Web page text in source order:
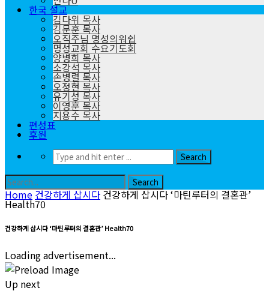
한국 설교
김다위 목사
김문훈 목사
오직주님 명성의워쉽
명성교회 수요기도회
양병희 목사
소강석 목사
손병렬 목사
오정현 목사
유기성 목사
이영훈 목사
지용수 목사
편성표
후원
Home건강하게 삽시다건강하게 삽시다 ‘마틴루터의 결혼관’
Health70
건강하게 삽시다 ‘마틴루터의 결혼관’ Health70
Loading advertisement...
Up next